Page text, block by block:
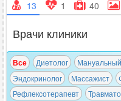
13 1 40
Врачи клиники
Все Диетолог
Эндокринолог
Массажист
Рефлексотерапевт